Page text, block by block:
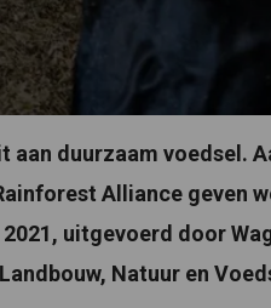
aan duurzaam voedsel.
Alliance geven
uitgevoerd door
Natuur en